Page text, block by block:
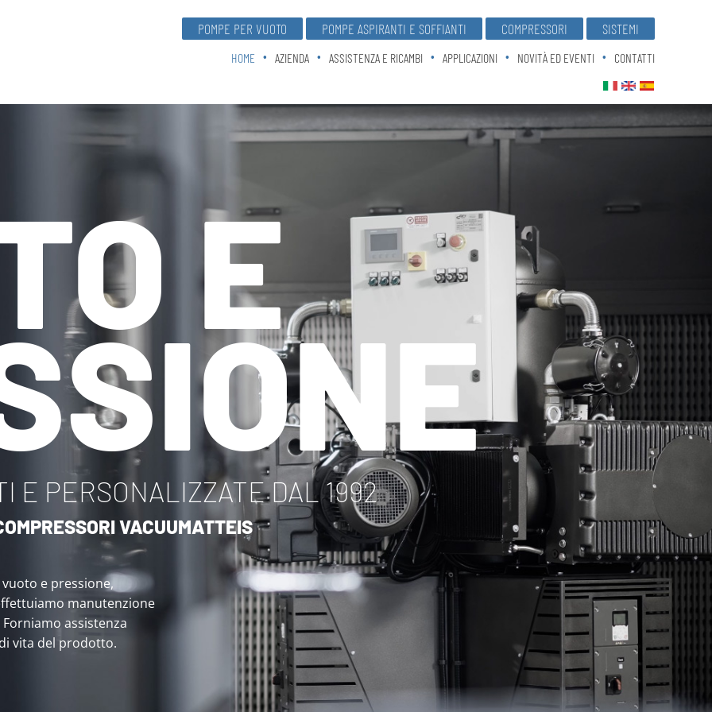
POMPE PER VUOTO POMPE ASPIRANTI E SOFFIANTI COMPRESSORI SISTEMI
HOME AZIENDA ASSISTENZA E RICAMBI APPLICAZIONI NOVITÀ ED EVENTI CONTATTI
E
E PERSONALIZZATE DAL 1992
VACUUMATTEIS
e pressione,
manutenzione
assistenza
vita del prodotto.